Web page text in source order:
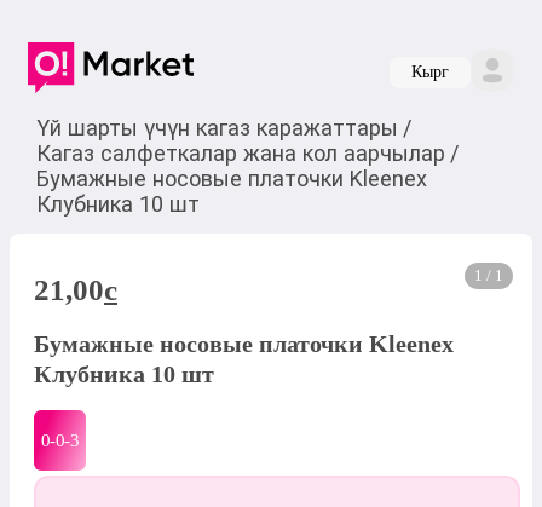
Кырг
Үй шарты үчүн кагаз каражаттары /
Кагаз салфеткалар жана кол аарчылар /
Бумажные носовые платочки Kleenex
Клубника 10 шт
1 / 1
21,00c
Бумажные носовые платочки Kleenex
Клубника 10 шт
0-0-3